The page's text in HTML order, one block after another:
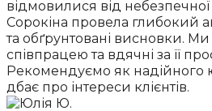
відмовилися від
Сорокіна провела глибокий
та обґрунтовані висновки.
співпрацею та вдячні за її
Рекомендуємо як надійного
дбає про інтереси клієнтів.